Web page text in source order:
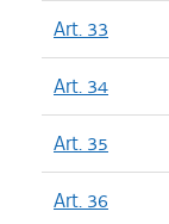
Art. 33
Art. 34
Art. 35
Art. 36